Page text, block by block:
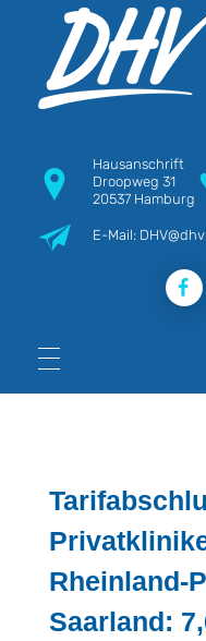
Hausanschrift
Droopweg 31
20537 Hamburg
E-Mail:
Rheinland-
Saarland: